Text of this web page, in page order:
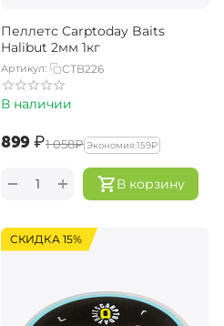
Пеллетс Carptoday Baits
Halibut 2мм 1кг
Артикул: CTB226
В наличии
‍899‍₽‍1 058‍₽ Экономия:‍159‍₽
В корзину
+
−
СКИДКА 15%